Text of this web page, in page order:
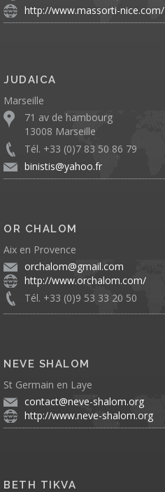
http://www.massorti-nice.com/
JUDAICA
Marseille
71 av de hambourg
13008 Marseille
Tél. +33 (0)7 83 50 86 79
binistis@yahoo.fr
OR CHALOM
Aix en Provence
orchalom@gmail.com
http://www.orchalom.com/
Tél. +33 (0)9 53 33 20 50
NEVE SHALOM
St Germain en Laye
contact@neve-shalom.org
http://www.neve-shalom.org
BETH TIKVA